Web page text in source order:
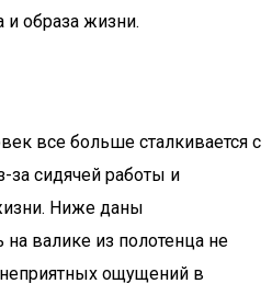
образа жизни.
все больше сталкивается с
за сидячей работы и
Ниже даны
валике из полотенца не
ощущений в